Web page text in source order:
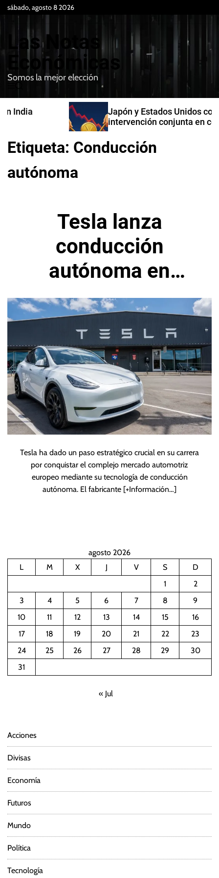
sábado, agosto 8 2026
Las Notas
Económicas
Somos la mejor elección
e
n
B
u
s
Japón y Estados Unidos confirman
intervención conjunta en compra de
yenes
Etiqueta: Conducción
autónoma
Tesla lanza
conducción
autónoma en
Lituania
Tesla ha dado un paso estratégico crucial en su carrera
por conquistar el complejo mercado automotriz
europeo mediante su tecnología de conducción
autónoma. El fabricante [+Información…]
agosto 2026
L
M X J V S
D
1
2
3
4 5 6 7 8
9
10
11 12 13 14 15
16
17
18 19 20 21 22
23
24
25 26 27 28 29
30
31
« Jul
Acciones
Divisas
Economía
Futuros
Mundo
Política
Tecnología